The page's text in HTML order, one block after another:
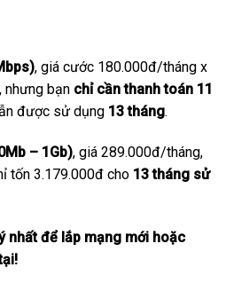
, giá cước 180.000đ/tháng x
nhưng bạn chỉ cần thanh toán 11
được sử dụng 13 tháng.
– 1Gb), giá 289.000đ/tháng,
tốn 3.179.000đ cho 13 tháng sử
nhất để lắp mạng mới hoặc